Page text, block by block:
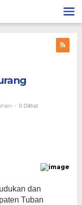
- 0 Dilihat
dan
Tuban